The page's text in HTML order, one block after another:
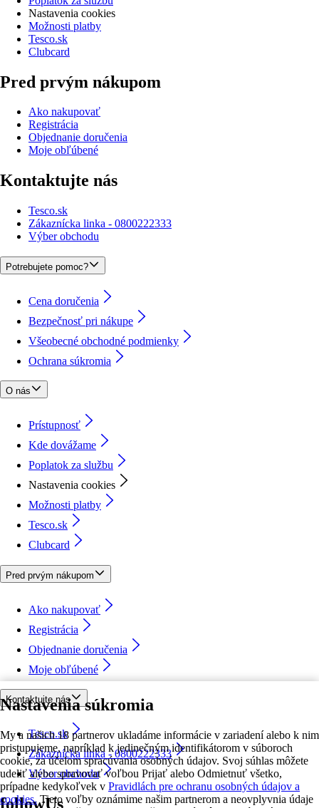
Nastavenia súkromia
My a našich 18 partnerov ukladáme informácie v zariadení alebo k nim
pristupujeme, napríklad k jedinečným identifikátorom v súboroch
cookie, za účelom spracúvania osobných údajov. Svoj súhlas môžete
udeliť alebo spravovať voľbou Prijať alebo Odmietnuť všetko,
prípadne kedykoľvek v Pravidlách pre ochranu osobných údajov a
cookies. Tieto voľby oznámime našim partnerom a neovplyvnia údaje
Nastavenia cookies
Možnosti platby
Tesco.sk
Clubcard
Pred prvým nákupom
Ako nakupovať
Registrácia
Objednanie doručenia
Moje obľúbené
Kontaktujte nás
Tesco.sk
Zákaznícka linka - 0800222333
Výber obchodu
Potrebujete pomoc?
Cena doručenia
Bezpečnosť pri nákupe
Všeobecné obchodné podmienky
Ochrana súkromia
O nás
Prístupnosť
Kde dovážame
Poplatok za službu
Nastavenia cookies
Možnosti platby
Tesco.sk
Clubcard
Pred prvým nákupom
Ako nakupovať
Registrácia
Objednanie doručenia
Moje obľúbené
Kontaktujte nás
Tesco.sk
Zákaznícka linka - 0800222333
Výber obchodu
followUs